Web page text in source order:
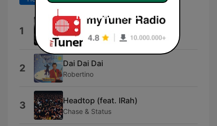
1 Bumpa (Extended Mix)
Micah
2 Dai Dai Dai
Robertino
3 Headtop (feat. IRah)
Chase & Status
приложението